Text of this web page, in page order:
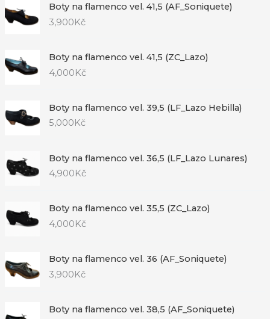
Boty na flamenco vel. 41,5 (AF_Soniquete)
3,900Kč
Boty na flamenco vel. 41,5 (ZC_Lazo)
4,000Kč
Boty na flamenco vel. 39,5 (LF_Lazo Hebilla)
5,000 Kč
Boty na flamenco vel. 36,5 (LF_Lazo Lunares)
4,900 Kč
Boty na flamenco vel. 35,5 (ZC_Lazo)
4,000Kč
Boty na flamenco vel. 36 (AF_Soniquete)
3,900Kč
Boty na flamenco vel. 38,5 (AF_Soniquete)